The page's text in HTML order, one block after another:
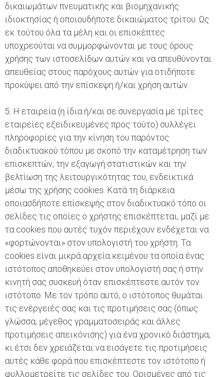
δικαιωμάτων πνευματικής και βιομηχανικής
ιδιοκτησίας ή οποιουδήποτε δικαιώματος τρίτου. Ως
εκ τούτου όλα τα μέλη και οι επισκέπτες
υποχρεούται να συμμορφώνονται με τους όρους
χρήσης των ιστοσελίδων αυτών και να απευθύνονται
απευθείας στους παρόχους αυτών για οτιδήποτε
προκύψει από την επίσκεψη ή/και χρήση αυτών.
5. Η εταιρεία (η ίδια ή/και σε συνεργασία με τρίτες
εταιρείες εξειδικευμένες προς τούτο) συλλέγει
πληροφορίες για την κίνηση του παρόντος
διαδικτυακού τόπου με σκοπό την καταμέτρηση των
επισκεπτών, την εξαγωγή στατιστικών και την
βελτίωση της λειτουργικότητας του, ενδεικτικά
μέσω της χρήσης cookies. Κατά τη διάρκεια
οποιασδήποτε επίσκεψής στον διαδικτυακό τόπο οι
σελίδες τις οποίες ο χρήστης επισκέπτεται, μαζί με
τα cookies που αυτές τυχόν περιέχουν ενδέχεται να
«φορτώνονται» στον υπολογιστή του χρήστη. Τα
cookies είναι μικρά αρχεία κειμένου τα οποία ένας
ιστότοπος αποθηκεύει στον υπολογιστή σας ή στην
κινητή σας συσκευή όταν επισκέπτεστε αυτόν τον
ιστότοπο. Με τον τρόπο αυτό, ο ιστότοπος θυμάται
τις ενέργειές σας και τις προτιμήσεις σας (όπως
γλώσσα, μέγεθος γραμματοσειράς και άλλες
προτιμήσεις απεικόνισης) για ένα χρονικό διάστημα,
κι έτσι δεν χρειάζεται να εισάγετε τις προτιμήσεις
αυτές κάθε φορά που επισκέπτεστε τον ιστότοπο ή
φυλλομετρείτε τις σελίδες του. Ορισμένες από τις